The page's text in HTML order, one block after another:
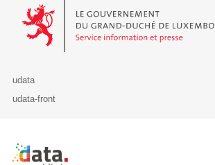
Le Gouvernement du Grand-Duché de
udata
udata-front
Retour à l'accueil de data.public.lu